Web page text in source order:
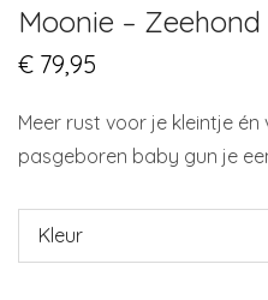
Moonie –
€ 79,95
Meer rust voor je kleintje én
pasgeboren baby gun je
Kleur